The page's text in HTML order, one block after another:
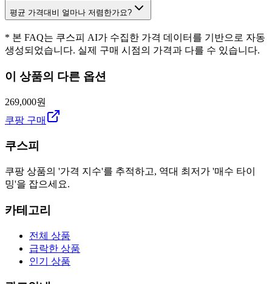
평균 가격대비 얼마나 저렴한가요?
* 본 FAQ는 쿠스피 AI가 수집한 가격 데이터를 기반으로 자동
생성되었습니다. 실제 구매 시점의 가격과 다를 수 있습니다.
이 상품의 다른 옵션
269,000원
쿠팡 구매
쿠스피
쿠팡 상품의 '가격 지수'를 추적하고, 역대 최저가 '매수 타이
밍'을 잡으세요.
카테고리
전체 상품
급락한 상품
인기 상품